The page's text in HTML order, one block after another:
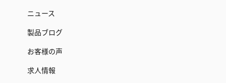
ニュース
製品ブログ
お客様の声
求人情報